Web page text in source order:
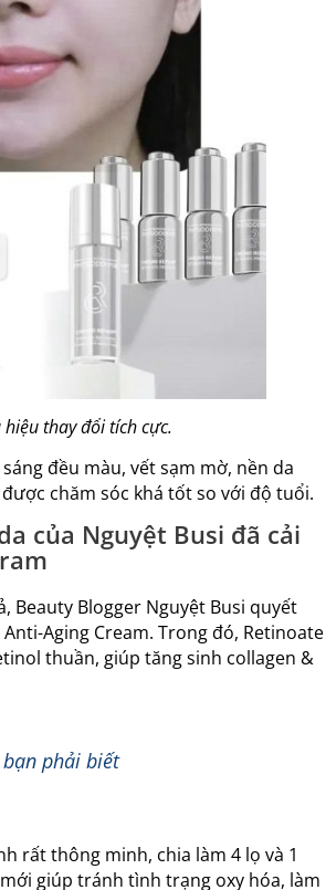
thay đổi tích cực.
đều màu, vết sạm mờ, nền da
chăm sóc khá tốt so với độ tuổi.
của Nguyệt Busi đã cải
Blogger Nguyệt Busi quyết
Aging Cream. Trong đó, Retinoate
thuần, giúp tăng sinh collagen &
phải biết
rất thông minh, chia làm 4 lọ và 1
giúp tránh tình trạng oxy hóa, làm